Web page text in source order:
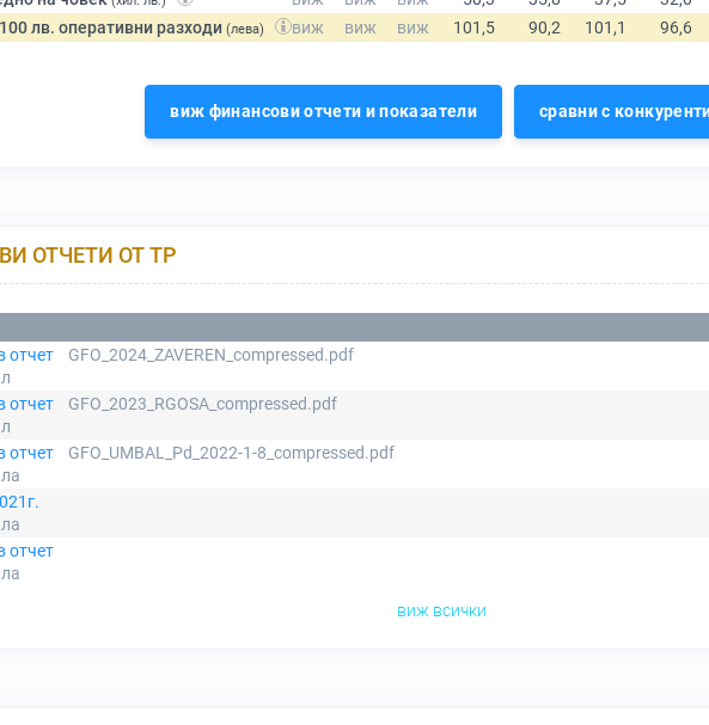
лв. оперативни разходи (лева)
виж финансови отчети и показатели сравни с
ОТЧЕТИ ОТ ТР
отчет
GFO_2024_ZAVEREN_compressed.pdf
отчет
GFO_2023_RGOSA_compressed.pdf
отчет
GFO_UMBAL_Pd_2022-1-8_compressed.pdf
отчет
виж всички